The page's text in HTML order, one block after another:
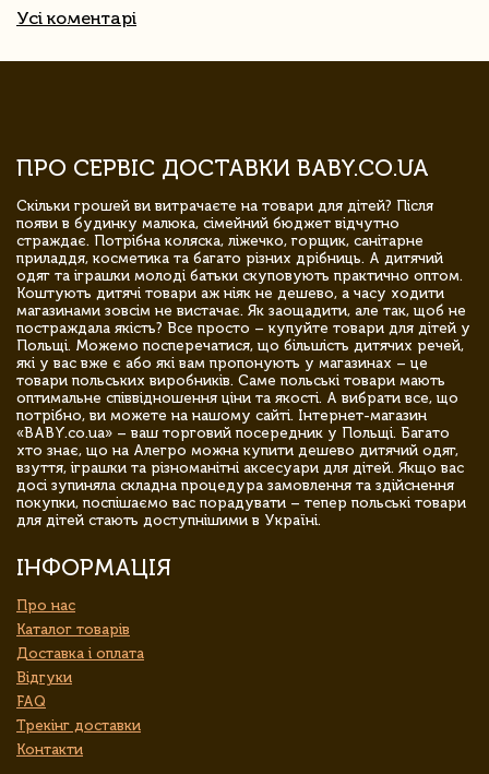
Усі коментарі
ПРО СЕРВІС ДОСТАВКИ BABY.CO.UA
Скільки грошей ви витрачаєте на товари для дітей? Після
появи в будинку малюка, сімейний бюджет відчутно
страждає. Потрібна коляска, ліжечко, горщик, санітарне
приладдя, косметика та багато різних дрібниць. А дитячий
одяг та іграшки молоді батьки скуповують практично оптом.
Коштують дитячі товари аж ніяк не дешево, а часу ходити
магазинами зовсім не вистачає. Як заощадити, але так, щоб не
постраждала якість? Все просто – купуйте товари для дітей у
Польщі. Можемо посперечатися, що більшість дитячих речей,
які у вас вже є або які вам пропонують у магазинах – це
товари польських виробників. Саме польські товари мають
оптимальне співвідношення ціни та якості. А вибрати все, що
потрібно, ви можете на нашому сайті. Інтернет-магазин
«BABY.co.ua» – ваш торговий посередник у Польщі. Багато
хто знає, що на Алегро можна купити дешево дитячий одяг,
взуття, іграшки та різноманітні аксесуари для дітей. Якщо вас
досі зупиняла складна процедура замовлення та здійснення
покупки, поспішаємо вас порадувати – тепер польські товари
для дітей стають доступнішими в Україні.
ІНФОРМАЦІЯ
Про нас
Каталог товарів
Доставка і оплата
Відгуки
FAQ
Трекінг доставки
Контакти